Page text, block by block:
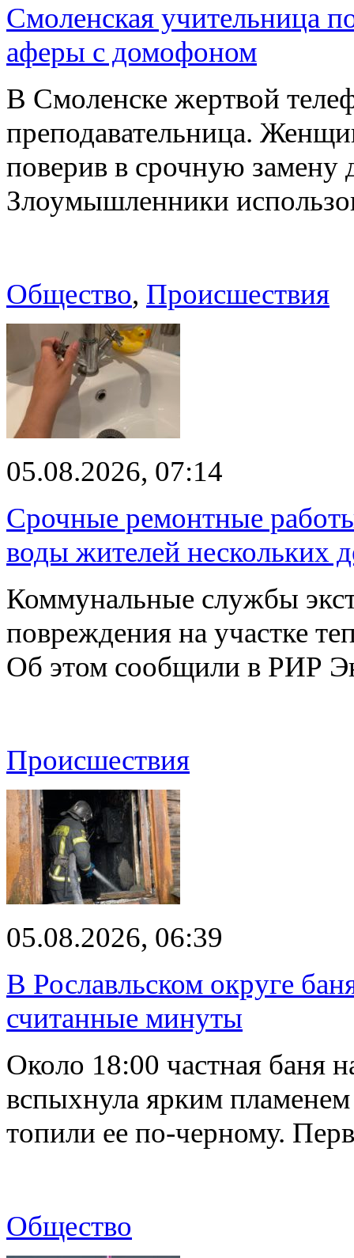
Смоленская учительница
аферы с домофоном
В Смоленске жертвой
преподавательница.
поверив в срочную замену
Злоумышленники
Общество, Происшествия
05.08.2026, 07:14
Срочные ремонтные работы
воды жителей нескольких
Коммунальные службы
повреждения на участке
Об этом сообщили в РИР
Происшествия
05.08.2026, 06:39
В Рославльском округе
считанные минуты
Около 18:00 частная баня
вспыхнула ярким
топили ее по-черному.
Общество